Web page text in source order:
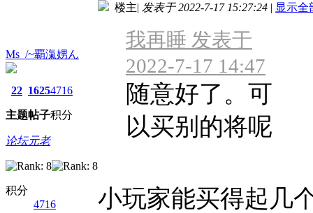
Ms_/~覇滊娚ん
22
主题
1625
帖子
4716
积分
论坛元老
积分
4716
楼主| 发表于 2022-7-17 15:27:24 | 显示全
我再睡 发表于
2022-7-17 14:47
随意好了。可
以买别的将呢
小玩家能买得起几